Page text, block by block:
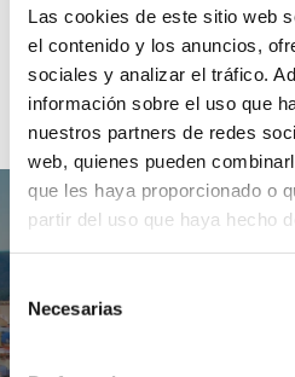
Las cookies de este sitio web
el contenido y los anuncios,
sociales y analizar el tráfico.
información sobre el uso que
nuestros partners de redes
web, quienes pueden
que les haya proporcionado o
partir del uso que haya hecho
consentimiento
Necesarias
Häufig gestellte
Fragen
Ein Gebiet,